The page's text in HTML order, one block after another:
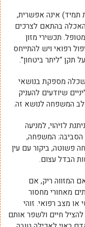
תמיד) אינה אפשרית,
האכלה בהתאם לצרכים
תכשירי מזון
רפואי ויש להתייחס
תקן “ליתר ביטחון”.
מספקת בנושאי
שיודעים להעניק
לב המשפחה לנושא זה.
לזיהוי, למניעה
הסביבה: המשפחה,
פשוטה, ביקור עם עין
הבדל עצום.
המזווה ריק, אם
מאחורי מחסור
מצב רפואי. זוהי
חיים ולשפר אותם